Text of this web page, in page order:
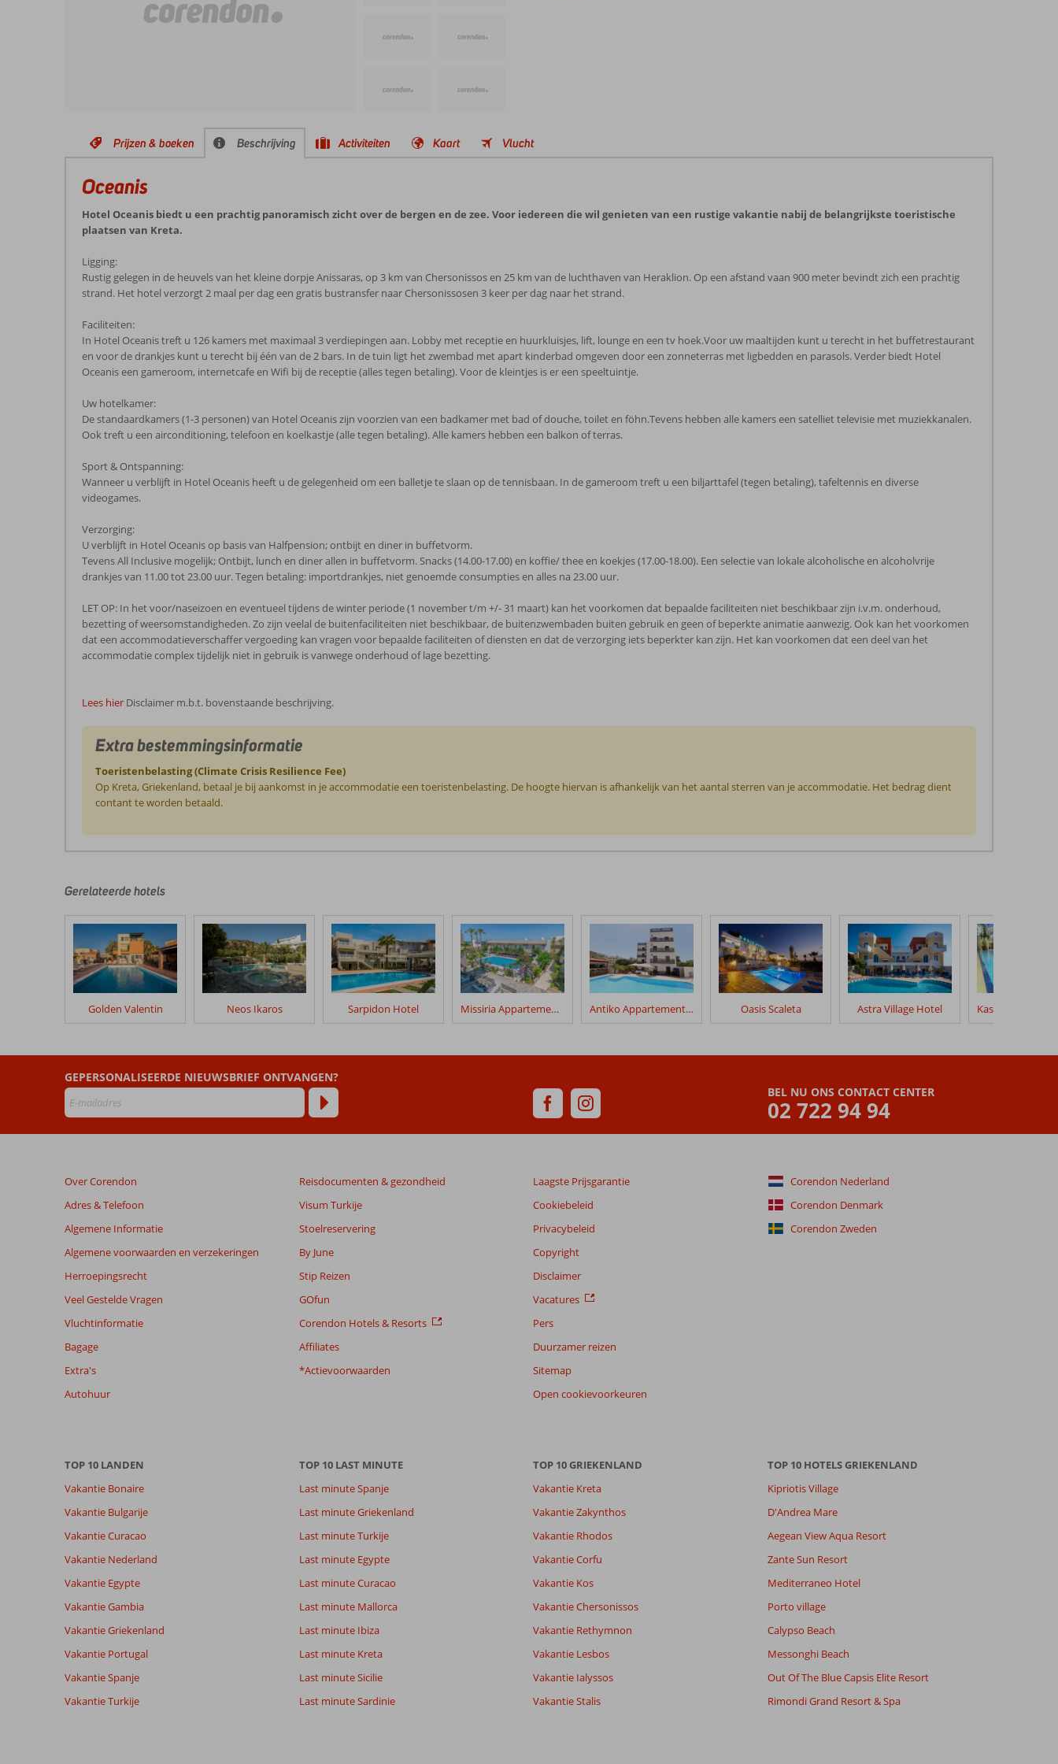
Prijzen & boeken Beschrijving Activiteiten Kaart Vlucht
Oceanis
Hotel Oceanis biedt u een prachtig panoramisch zicht over de bergen en de zee. Voor iedereen die wil genieten van een rustige vakantie nabij de belangrijkste toeristische
plaatsen van Kreta.
Ligging:
Rustig gelegen in de heuvels van het kleine dorpje Anissaras, op 3 km van Chersonissos en 25 km van de luchthaven van Heraklion. Op een afstand vaan 900 meter bevindt zich een prachtig
strand. Het hotel verzorgt 2 maal per dag een gratis bustransfer naar Chersonissosen 3 keer per dag naar het strand.
Faciliteiten:
In Hotel Oceanis treft u 126 kamers met maximaal 3 verdiepingen aan. Lobby met receptie en huurkluisjes, lift, lounge en een tv hoek.Voor uw maaltijden kunt u terecht in het buffetrestaurant
en voor de drankjes kunt u terecht bij één van de 2 bars. In de tuin ligt het zwembad met apart kinderbad omgeven door een zonneterras met ligbedden en parasols. Verder biedt Hotel
Oceanis een gameroom, internetcafe en Wifi bij de receptie (alles tegen betaling). Voor de kleintjes is er een speeltuintje.
Uw hotelkamer:
De standaardkamers (1-3 personen) van Hotel Oceanis zijn voorzien van een badkamer met bad of douche, toilet en föhn.Tevens hebben alle kamers een satelliet televisie met muziekkanalen.
Ook treft u een airconditioning, telefoon en koelkastje (alle tegen betaling). Alle kamers hebben een balkon of terras.
Sport & Ontspanning:
Wanneer u verblijft in Hotel Oceanis heeft u de gelegenheid om een balletje te slaan op de tennisbaan. In de gameroom treft u een biljarttafel (tegen betaling), tafeltennis en diverse
videogames.
Verzorging:
U verblijft in Hotel Oceanis op basis van Halfpension; ontbijt en diner in buffetvorm.
Tevens All Inclusive mogelijk; Ontbijt, lunch en diner allen in buffetvorm. Snacks (14.00-17.00) en koffie/ thee en koekjes (17.00-18.00). Een selectie van lokale alcoholische en alcoholvrije
drankjes van 11.00 tot 23.00 uur. Tegen betaling: importdrankjes, niet genoemde consumpties en alles na 23.00 uur.
LET OP: In het voor/naseizoen en eventueel tijdens de winter periode (1 november t/m +/- 31 maart) kan het voorkomen dat bepaalde faciliteiten niet beschikbaar zijn i.v.m. onderhoud,
bezetting of weersomstandigheden. Zo zijn veelal de buitenfaciliteiten niet beschikbaar, de buitenzwembaden buiten gebruik en geen of beperkte animatie aanwezig. Ook kan het voorkomen
dat een accommodatieverschaffer vergoeding kan vragen voor bepaalde faciliteiten of diensten en dat de verzorging iets beperkter kan zijn. Het kan voorkomen dat een deel van het
accommodatie complex tijdelijk niet in gebruik is vanwege onderhoud of lage bezetting.
Lees hier Disclaimer m.b.t. bovenstaande beschrijving.
Extra bestemmingsinformatie
Toeristenbelasting (Climate Crisis Resilience Fee)
Op Kreta, Griekenland, betaal je bij aankomst in je accommodatie een toeristenbelasting. De hoogte hiervan is afhankelijk van het aantal sterren van je accommodatie. Het bedrag dient
contant te worden betaald.
door
klanten
geschreven
na
hun
verblijf
Oceanis
Beoordelingen
die
ouder
zijn
dan
48
niet
weergegeven
om
relevantie
van
getoonde
beoordelingen
Gerelateerde hotels
Golden Valentin Neos Ikaros Sarpidon Hotel Missiria Appartementen Antiko Appartementen Oasis Scaleta Astra Village Hotel
BEL NU ONS CONTACT CENTER
02 722 94 94
GEPERSONALISEERDE NIEUWSBRIEF ONTVANGEN?
Over Corendon
Adres & Telefoon
Algemene Informatie
Algemene voorwaarden en verzekeringen
Herroepingsrecht
Veel Gestelde Vragen
Vluchtinformatie
Bagage
Extra's
Autohuur
Reisdocumenten & gezondheid
Visum Turkije
Stoelreservering
By June
Stip Reizen
GOfun
Corendon Hotels & Resorts
Affiliates
*Actievoorwaarden
Laagste Prijsgarantie
Cookiebeleid
Privacybeleid
Copyright
Disclaimer
Vacatures
Pers
Duurzamer reizen
Sitemap
Open cookievoorkeuren
Corendon Nederland
Corendon Denmark
Corendon Zweden
TOP 10 LANDEN
Vakantie Bonaire
Vakantie Bulgarije
Vakantie Curacao
Vakantie Nederland
Vakantie Egypte
Vakantie Gambia
Vakantie Griekenland
Vakantie Portugal
Vakantie Spanje
Vakantie Turkije
TOP 10 LAST MINUTE
Last minute Spanje
Last minute Griekenland
Last minute Turkije
Last minute Egypte
Last minute Curacao
Last minute Mallorca
Last minute Ibiza
Last minute Kreta
Last minute Sicilie
Last minute Sardinie
TOP 10 GRIEKENLAND
Vakantie Kreta
Vakantie Zakynthos
Vakantie Rhodos
Vakantie Corfu
Vakantie Kos
Vakantie Chersonissos
Vakantie Rethymnon
Vakantie Lesbos
Vakantie Ialyssos
Vakantie Stalis
TOP 10 HOTELS GRIEKENLAND
Kipriotis Village
D'Andrea Mare
Aegean View Aqua Resort
Zante Sun Resort
Mediterraneo Hotel
Porto village
Calypso Beach
Messonghi Beach
Out Of The Blue Capsis Elite Resort
Rimondi Grand Resort & Spa